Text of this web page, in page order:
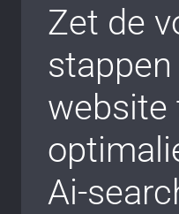
Zet de
website
Ai-